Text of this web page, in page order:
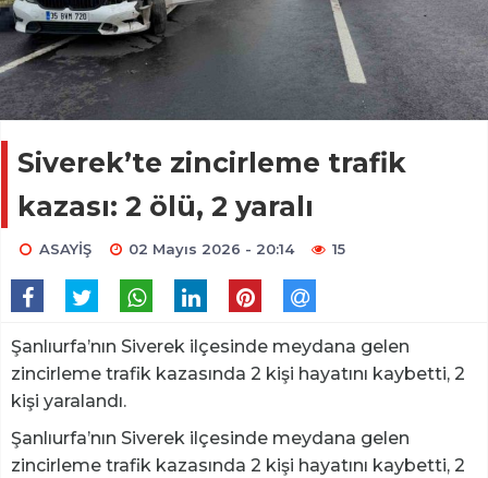
Siverek’te zincirleme trafik
kazası: 2 ölü, 2 yaralı
ASAYİŞ 02 Mayıs 2026 - 20:14 15
Şanlıurfa’nın Siverek ilçesinde meydana gelen
zincirleme trafik kazasında 2 kişi hayatını kaybetti, 2
kişi yaralandı.
Şanlıurfa’nın Siverek ilçesinde meydana gelen
zincirleme trafik kazasında 2 kişi hayatını kaybetti, 2